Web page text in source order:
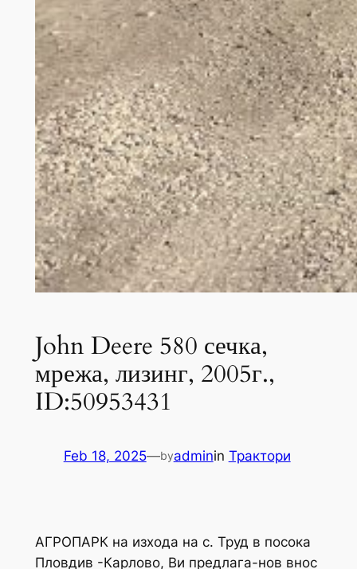
John Deere 580 сечка,
мрежа, лизинг, 2005г.,
ID:50953431
Feb 18, 2025—byadminin Трактори
АГРОПАРК на изхода на с. Труд в посока
Пловдив -Карлово, Ви предлага-нов внос